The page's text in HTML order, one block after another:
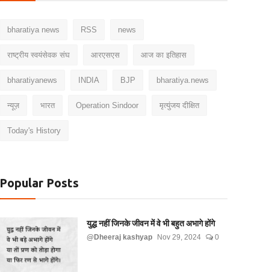
bharatiya news RSS news
राष्ट्रीय स्वयंसेवक संघ आरएसएस आज का इतिहास
bharatiyanews INDIA BJP bharatiya.news
न्यूज़ भारत Operation Sindoor मृत्युंजय दीक्षित
Today's History
Popular Posts
युद्ध नहीं जिनके जीवन में वे भी बहुत अभागे होंगे
@Dheeraj kashyap Nov 29, 2024 0